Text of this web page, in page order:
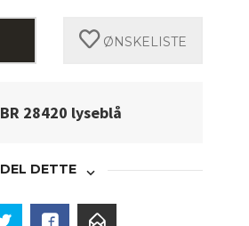
ØNSKELISTE
BR 28420 lyseblå
DEL DETTE